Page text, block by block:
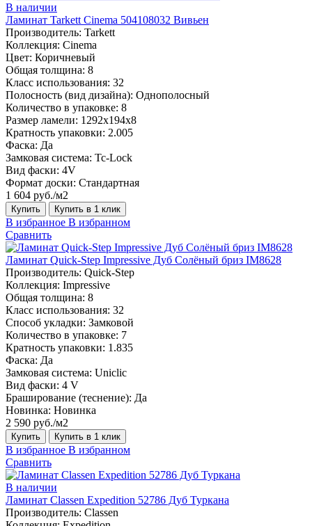
В наличии
Ламинат Tarkett Cinema 504108032 Вивьен
Производитель: Tarkett
Коллекция: Cinema
Цвет: Коричневый
Общая толщина: 8
Класс использования: 32
Полосность (вид дизайна): Однополосный
Количество в упаковке: 8
Размер ламели: 1292х194х8
Кратность упаковки: 2.005
Фаска: Да
Замковая система: Tc-Lock
Вид фаски: 4V
Формат доски: Стандартная
1 604 руб./м2
Купить Купить в 1 клик
В избранное В избранном
Сравнить
Ламинат Quick-Step Impressive Дуб Солёный бриз IM8628
Производитель: Quick-Step
Коллекция: Impressive
Общая толщина: 8
Класс использования: 32
Способ укладки: Замковой
Количество в упаковке: 7
Кратность упаковки: 1.835
Фаска: Да
Замковая система: Uniclic
Вид фаски: 4 V
Браширование (теснение): Да
Новинка: Новинка
2 590 руб./м2
Купить Купить в 1 клик
В избранное В избранном
Сравнить
В наличии
Ламинат Classen Expedition 52786 Дуб Туркана
Производитель: Classen